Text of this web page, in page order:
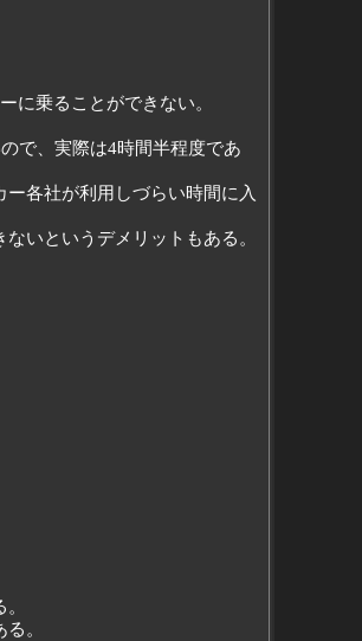
に乗ることができない。
で、実際は4時間半程度であ
各社が利用しづらい時間に入
いというデメリットもある。
。